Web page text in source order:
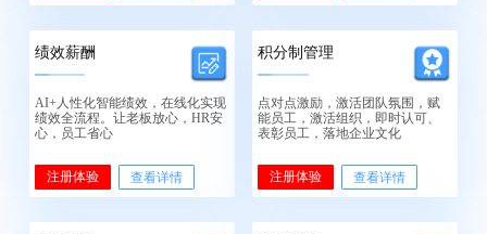
绩效薪酬
AI+人性化智能绩效，在线化实现
绩效全流程。让老板放心，HR安
心，员工省心
注册体验 查看详情
积分制管理
点对点激励，激活团队氛围，赋
能员工，激活组织，即时认可、
表彰员工，落地企业文化
注册体验 查看详情